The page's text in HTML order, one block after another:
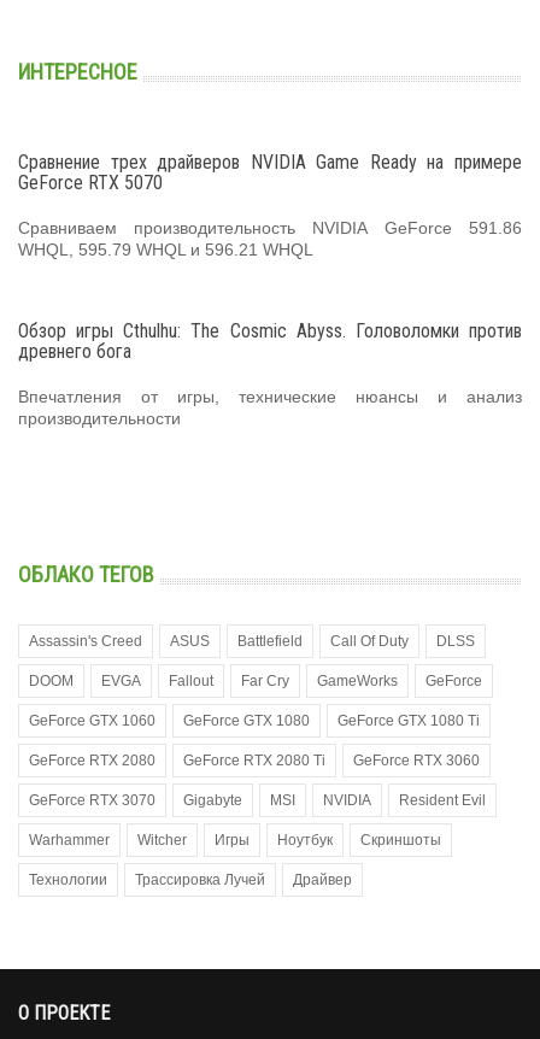
ИНТЕРЕСНОЕ
Сравнение трех драйверов NVIDIA Game Ready на примере
GeForce RTX 5070
Сравниваем производительность NVIDIA GeForce 591.86
WHQL, 595.79 WHQL и 596.21 WHQL
Обзор игры Cthulhu: The Cosmic Abyss. Головоломки против
древнего бога
Впечатления от игры, технические нюансы и анализ
производительности
ОБЛАКО ТЕГОВ
Assassin's Creed ASUS Battlefield Call Of Duty DLSS
DOOM EVGA Fallout Far Cry GameWorks GeForce
GeForce GTX 1060 GeForce GTX 1080 GeForce GTX 1080 Ti
GeForce RTX 2080 GeForce RTX 2080 Ti GeForce RTX 3060
GeForce RTX 3070 Gigabyte MSI NVIDIA Resident Evil
Warhammer Witcher Игры Ноутбук Скриншоты
Технологии Трассировка Лучей Драйвер
О ПРОЕКТЕ